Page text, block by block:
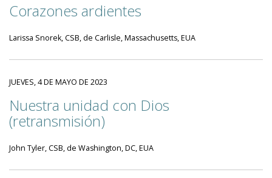
Corazones ardientes
Larissa Snorek, CSB, de Carlisle, Massachusetts, EUA
JUEVES, 4 DE MAYO DE 2023
Nuestra unidad con Dios
(retransmisión)
John Tyler, CSB, de Washington, DC, EUA